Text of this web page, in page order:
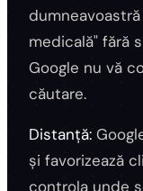
medicală" fără
Google nu vă
căutare.
Distanță:
și favorizează
controla unde